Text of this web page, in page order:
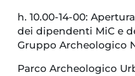
h. 10.00-14-00:
dei dipendenti MiC e
Gruppo Archeologico
Parco Archeologico